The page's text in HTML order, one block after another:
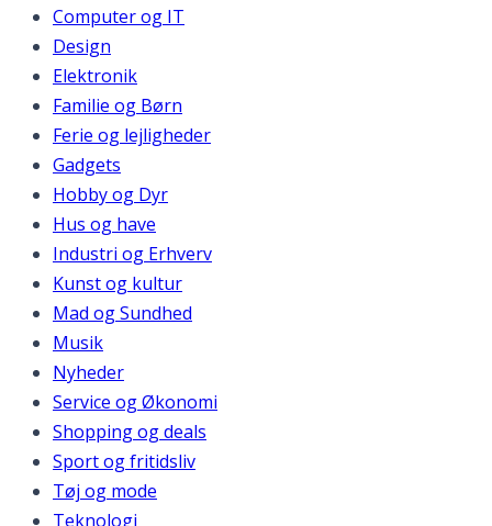
Computer og IT
Design
Elektronik
Familie og Børn
Ferie og lejligheder
Gadgets
Hobby og Dyr
Hus og have
Industri og Erhverv
Kunst og kultur
Mad og Sundhed
Musik
Nyheder
Service og Økonomi
Shopping og deals
Sport og fritidsliv
Tøj og mode
Teknologi